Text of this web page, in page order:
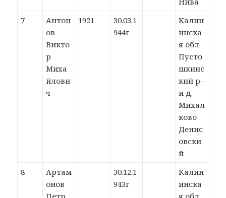
7
Антон
ов
Викто
р
Миха
йлови
ч
1921
30.03.1
944г
Калин
инска
я обл
Пусто
шкинс
кий р-
н д.
Михал
ково
Денис
овски
й
8
Артам
онов
30.12.1
943г
Калин
инска